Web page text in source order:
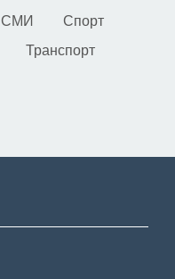
СМИ
Спорт
Транспорт